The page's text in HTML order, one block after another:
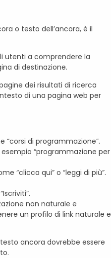
o testo dell’ancora, è il
utenti a comprendere la
di destinazione.
dei risultati di ricerca
di una pagina web per
di programmazione”.
“programmazione per
“clicca qui” o “leggi di più”.
non naturale e
un profilo di link naturale e
ancora dovrebbe essere